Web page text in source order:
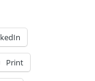
Print